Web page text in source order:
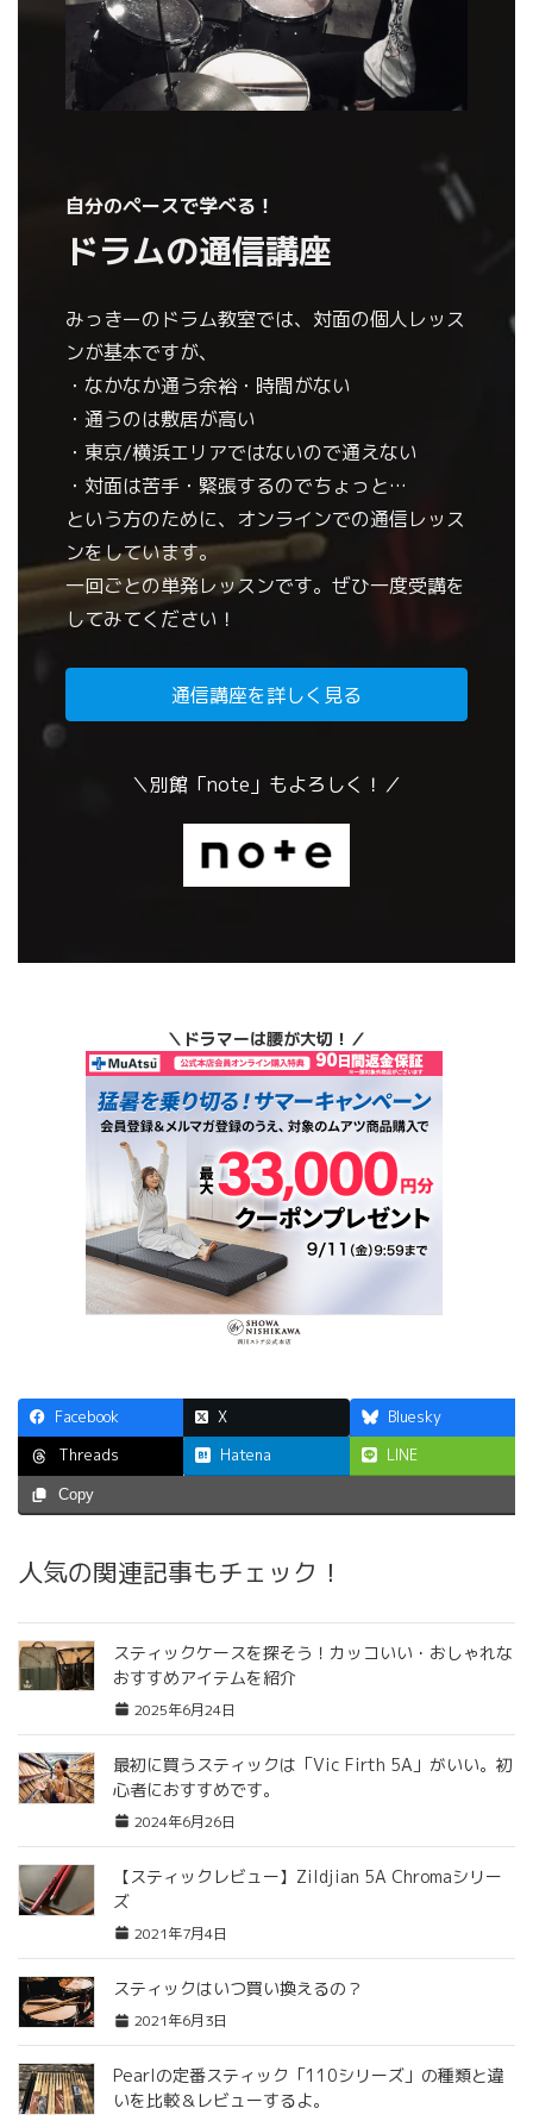
自分のペースで学べる！
ドラムの通信講座
みっきーのドラム教室では、対面の個人レッス
ンが基本ですが、
・なかなか通う余裕・時間がない
・通うのは敷居が高い
・東京/横浜エリアではないので通えない
・対面は苦手・緊張するのでちょっと…
という方のために、オンラインでの通信レッス
ンをしています。
一回ごとの単発レッスンです。ぜひ一度受講を
してみてください！
通信講座を詳しく見る
＼別館「note」もよろしく！／
＼ドラマーは腰が大切！／
Facebook X
Bluesky
Threads
Hatena LINE
Copy
人気の関連記事もチェック！
スティックケースを探そう！カッコいい・おしゃれな
おすすめアイテムを紹介
2025年6月24日
最初に買うスティックは「Vic Firth 5A」がいい。初
心者におすすめです。
2024年6月26日
【スティックレビュー】Zildjian 5A Chromaシリー
ズ
2021年7月4日
スティックはいつ買い換えるの？
2021年6月3日
Pearlの定番スティック「110シリーズ」の種類と違
いを比較＆レビューするよ。